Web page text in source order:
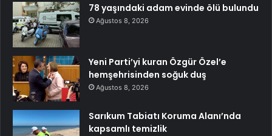
78 yaşındaki adam evinde ölü bulundu
Ağustos 8, 2026
Yeni Parti’yi kuran Özgür Özel’e
hemşehrisinden soğuk duş
Ağustos 8, 2026
Sarıkum Tabiatı Koruma Alanı’nda
kapsamlı temizlik